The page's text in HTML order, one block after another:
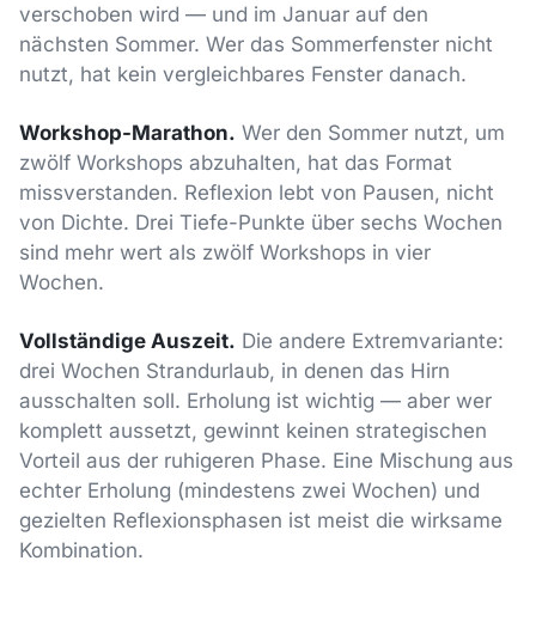
verschoben wird — und im Januar auf den
nächsten Sommer. Wer das Sommerfenster nicht
nutzt, hat kein vergleichbares Fenster danach.
Workshop-Marathon. Wer den Sommer nutzt, um
zwölf Workshops abzuhalten, hat das Format
missverstanden. Reflexion lebt von Pausen, nicht
von Dichte. Drei Tiefe-Punkte über sechs Wochen
sind mehr wert als zwölf Workshops in vier
Wochen.
Vollständige Auszeit. Die andere Extremvariante:
drei Wochen Strandurlaub, in denen das Hirn
ausschalten soll. Erholung ist wichtig — aber wer
komplett aussetzt, gewinnt keinen strategischen
Vorteil aus der ruhigeren Phase. Eine Mischung aus
echter Erholung (mindestens zwei Wochen) und
gezielten Reflexionsphasen ist meist die wirksame
Kombination.